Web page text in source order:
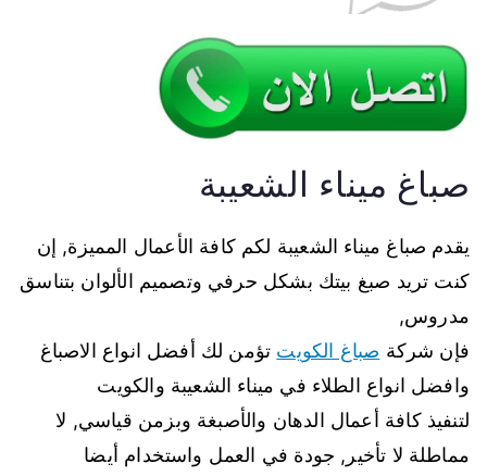
صباغ ميناء الشعيبة
يقدم صباغ ميناء الشعيبة لكم كافة الأعمال المميزة, إن
كنت تريد صبغ بيتك بشكل حرفي وتصميم الألوان بتناسق
مدروس,
فإن شركة صباغ الكويت تؤمن لك أفضل انواع الاصباغ
وافضل انواع الطلاء في ميناء الشعيبة والكويت
لتنفيذ كافة أعمال الدهان والأصبغة وبزمن قياسي, لا
مماطلة لا تأخير, جودة في العمل واستخدام أيضا